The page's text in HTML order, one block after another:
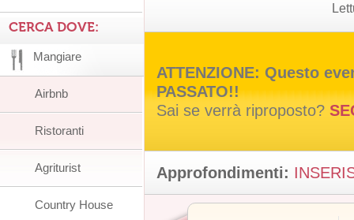
ATTENZIONE: Questo
PASSATO!!
Sai se verrà riproposto?
Approfondimenti:
CERCA DOVE:
Mangiare
Airbnb
Ristoranti
Agriturist
Country House